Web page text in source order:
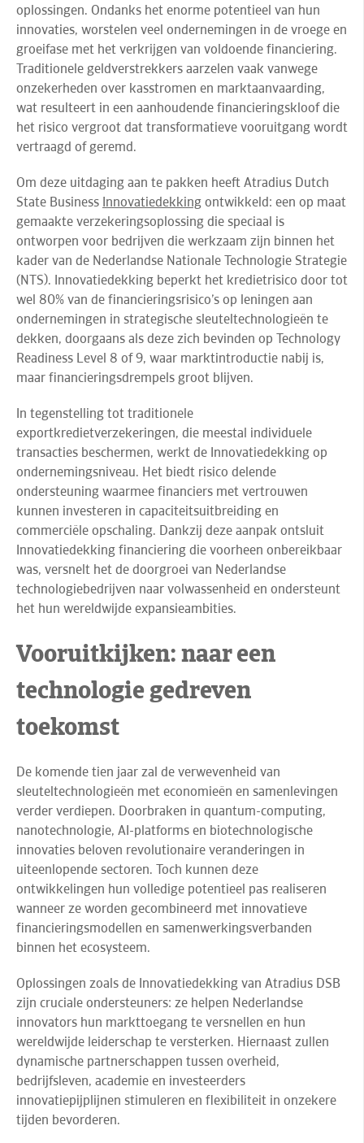
oplossingen. Ondanks het enorme potentieel van hun
innovaties, worstelen veel ondernemingen in de vroege en
groeifase met het verkrijgen van voldoende financiering.
Traditionele geldverstrekkers aarzelen vaak vanwege
onzekerheden over kasstromen en marktaanvaarding,
wat resulteert in een aanhoudende financieringskloof die
het risico vergroot dat transformatieve vooruitgang wordt
vertraagd of geremd.
Om deze uitdaging aan te pakken heeft Atradius Dutch
State Business Innovatiedekkingontwikkeld: een op maat
gemaakte verzekeringsoplossing die speciaal is
ontworpen voor bedrijven die werkzaam zijn binnen het
kader van de Nederlandse Nationale Technologie Strategie
(NTS). Innovatiedekking beperkt het kredietrisico door tot
wel 80% van de financieringsrisico’s op leningen aan
ondernemingen in strategische sleuteltechnologieën te
dekken, doorgaans als deze zich bevinden op Technology
Readiness Level 8 of 9, waar marktintroductie nabij is,
maar financieringsdrempels groot blijven.
In tegenstelling tot traditionele
exportkredietverzekeringen, die meestal individuele
transacties beschermen, werkt de Innovatiedekking op
ondernemingsniveau. Het biedt risico delende
ondersteuning waarmee financiers met vertrouwen
kunnen investeren in capaciteitsuitbreiding en
commerciële opschaling. Dankzij deze aanpak ontsluit
Innovatiedekking financiering die voorheen onbereikbaar
was, versnelt het de doorgroei van Nederlandse
technologiebedrijven naar volwassenheid en ondersteunt
het hun wereldwijde expansieambities.
Vooruitkijken: naar een
technologie gedreven
toekomst
De komende tien jaar zal de verwevenheid van
sleuteltechnologieën met economieën en samenlevingen
verder verdiepen. Doorbraken in quantum-computing,
nanotechnologie, AI-platforms en biotechnologische
innovaties beloven revolutionaire veranderingen in
uiteenlopende sectoren. Toch kunnen deze
ontwikkelingen hun volledige potentieel pas realiseren
wanneer ze worden gecombineerd met innovatieve
financieringsmodellen en samenwerkingsverbanden
binnen het ecosysteem.
Oplossingen zoals de Innovatiedekking van Atradius DSB
zijn cruciale ondersteuners: ze helpen Nederlandse
innovators hun markttoegang te versnellen en hun
wereldwijde leiderschap te versterken. Hiernaast zullen
dynamische partnerschappen tussen overheid,
bedrijfsleven, academie en investeerders
innovatiepijplijnen stimuleren en flexibiliteit in onzekere
tijden bevorderen.